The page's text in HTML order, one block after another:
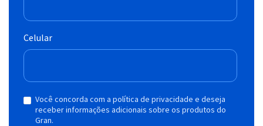
Celular
Você concorda com a política de privacidade e deseja
receber informações adicionais sobre os produtos do
Gran.